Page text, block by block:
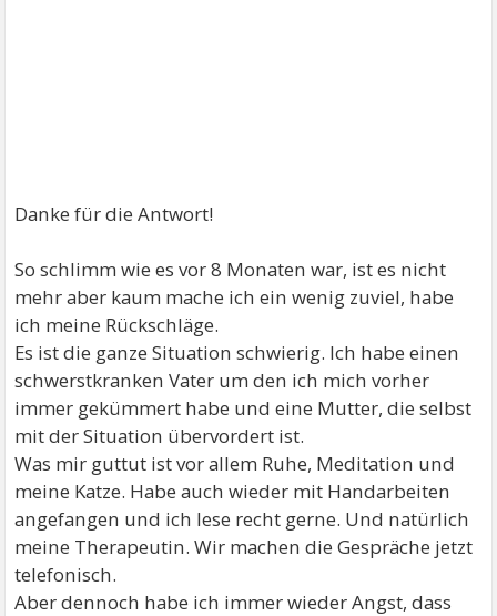
Danke für die Antwort!
So schlimm wie es vor 8 Monaten war, ist es nicht
mehr aber kaum mache ich ein wenig zuviel, habe
ich meine Rückschläge.
Es ist die ganze Situation schwierig. Ich habe einen
schwerstkranken Vater um den ich mich vorher
immer gekümmert habe und eine Mutter, die selbst
mit der Situation übervordert ist.
Was mir guttut ist vor allem Ruhe, Meditation und
meine Katze. Habe auch wieder mit Handarbeiten
angefangen und ich lese recht gerne. Und natürlich
meine Therapeutin. Wir machen die Gespräche jetzt
telefonisch.
Aber dennoch habe ich immer wieder Angst, dass